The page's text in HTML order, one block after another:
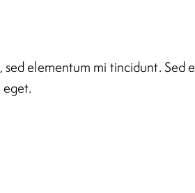
sed elementum mi tincidunt. Sed
eget.